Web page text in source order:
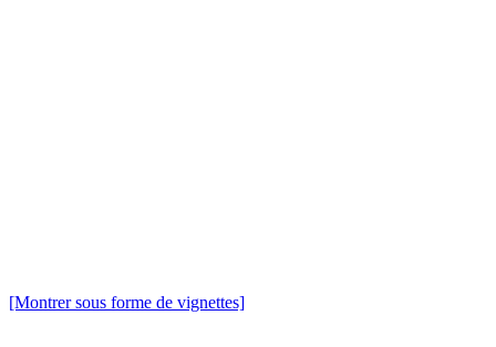
[Montrer sous forme de vignettes]